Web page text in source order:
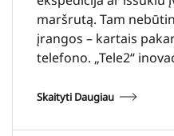
maršrutą. Tam
įrangos – kartais
telefono. „Tele2“
Skaityti Daugiau